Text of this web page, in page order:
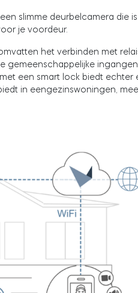
slimme deurbelcamera die
je voordeur.
het verbinden met
gemeenschappelijke
een smart lock biedt echter
in eengezinswoningen,